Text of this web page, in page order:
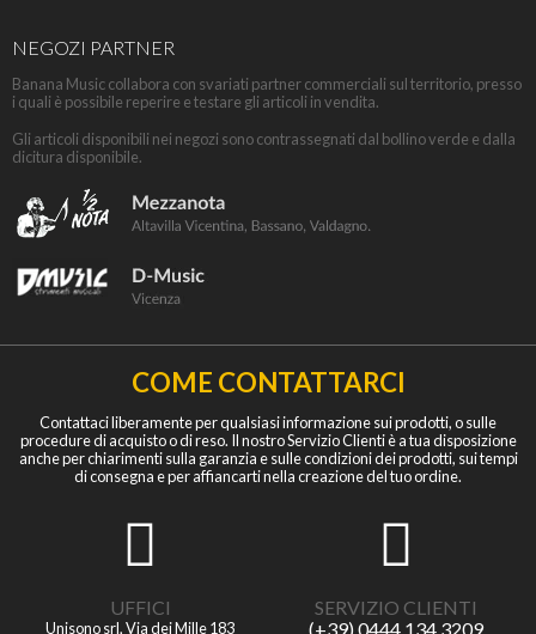
NEGOZI PARTNER
Banana Music collabora con svariati partner commerciali sul territorio, presso
i quali è possibile reperire e testare gli articoli in vendita.
Gli articoli disponibili nei negozi sono contrassegnati dal bollino verde e dalla
dicitura disponibile.
COME CONTATTARCI
Contattaci liberamente per qualsiasi informazione sui prodotti, o sulle
procedure di acquisto o di reso. Il nostro Servizio Clienti è a tua disposizione
anche per chiarimenti sulla garanzia e sulle condizioni dei prodotti, sui tempi
di consegna e per affiancarti nella creazione del tuo ordine.
UFFICI
Unisono srl, Via dei Mille 183
SERVIZIO CLIENTI
(+39) 0444 134 3209